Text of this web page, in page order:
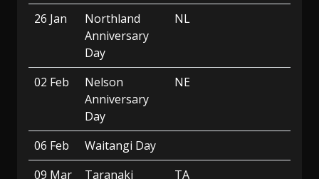
26 Jan
Northland
Anniversary
Day
NL
02 Feb
Nelson
Anniversary
Day
NE
06 Feb
Waitangi Day
09 Mar
Taranaki
TA